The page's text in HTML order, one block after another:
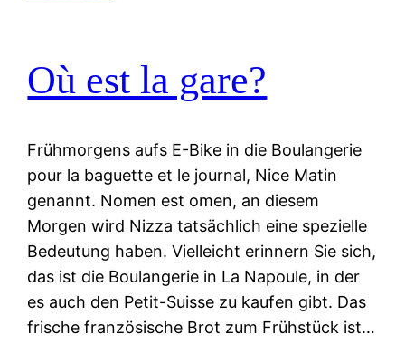
Où est la gare?
Frühmorgens aufs E-Bike in die Boulangerie
pour la baguette et le journal, Nice Matin
genannt. Nomen est omen, an diesem
Morgen wird Nizza tatsächlich eine spezielle
Bedeutung haben. Vielleicht erinnern Sie sich,
das ist die Boulangerie in La Napoule, in der
es auch den Petit-Suisse zu kaufen gibt. Das
frische französische Brot zum Frühstück ist…